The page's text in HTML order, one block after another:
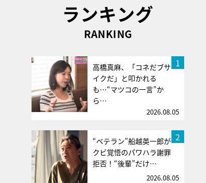
ランキング
RANKING
1
高橋真麻、「コネだブサ
イクだ」と叩かれる
も…“マツコの一言”か
ら…
2026.08.05
2
“ベテラン”船越英一郎が
クビ覚悟のパワハラ謝罪
拒否！“後輩”だけ…
2026.08.05